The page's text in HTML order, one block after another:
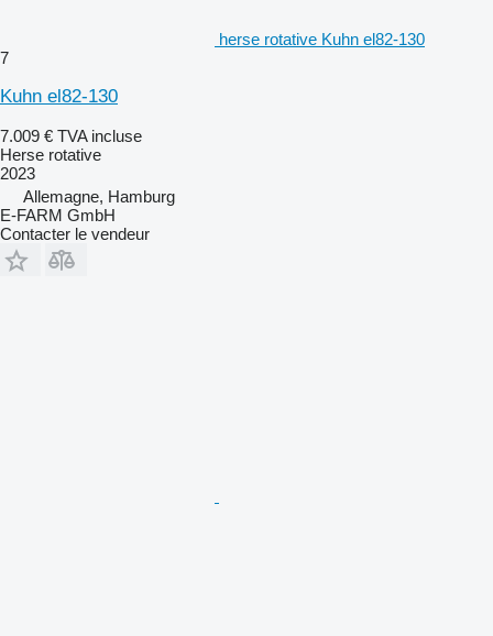
herse rotative Kuhn el82-130
7
Kuhn el82-130
7.009 € TVA incluse
Herse rotative
2023
Allemagne, Hamburg
E-FARM GmbH
Contacter le vendeur